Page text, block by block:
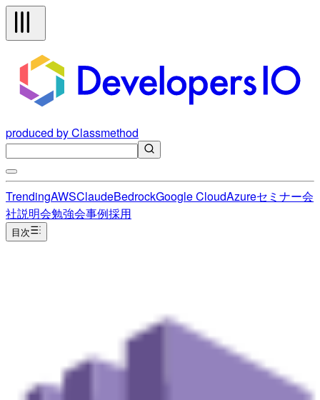
produced by Classmethod
TrendingAWSClaudeBedrockGoogle CloudAzureセミナー会
社説明会勉強会事例採用
目次